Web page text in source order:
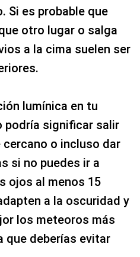
Si es probable que
otro lugar o salga
a la cima suelen ser
lumínica en tu
podría significar salir
cercano o incluso dar
si no puedes ir a
ojos al menos 15
a la oscuridad y
los meteoros más
que deberías evitar